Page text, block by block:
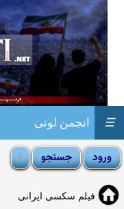
انجمن لوتی ☰
فیلم سکسی ایرانی